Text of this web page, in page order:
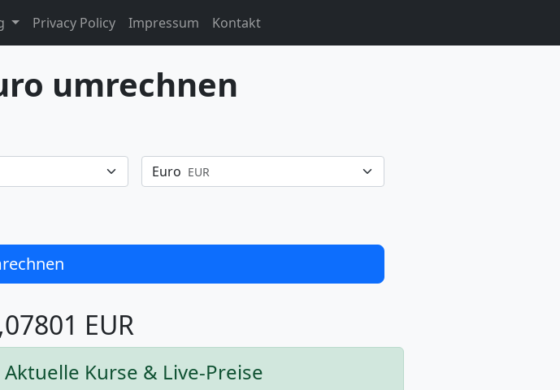
Privacy Policy Impressum Kontakt
umrechnen
Euro EUR
EUR
Kurse & Live-Preise